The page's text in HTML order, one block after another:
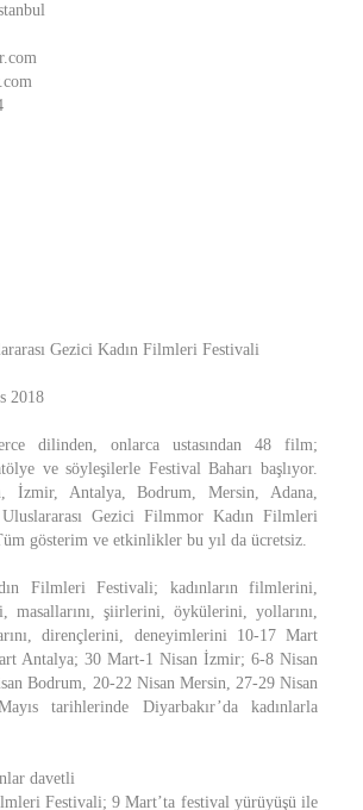
Gezici Kadın Filmleri Festivali
2018
dilinden, onlarca ustasından 48 film;
ve söyleşilerle Festival Baharı başlıyor.
İzmir, Antalya, Bodrum, Mersin, Adana,
Gezici Filmmor Kadın Filmleri
gösterim ve etkinlikler bu yıl da ücretsiz.
Filmleri Festivali; kadınların filmlerini,
masallarını, şiirlerini, öykülerini, yollarını,
dirençlerini, deneyimlerini 10-17 Mart
Antalya; 30 Mart-1 Nisan İzmir; 6-8 Nisan
Bodrum, 20-22 Nisan Mersin, 27-29 Nisan
tarihlerinde Diyarbakır’da kadınlarla
davetli
Festivali; 9 Mart’ta festival yürüyüşü ile